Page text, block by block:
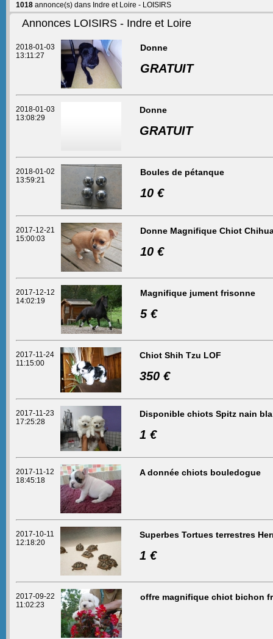
1018 annonce(s) dans Indre et Loire - LOISIRS
Annonces LOISIRS - Indre et Loire
2018-01-03
13:11:27
Donne
GRATUIT
2018-01-03
13:08:29
Donne
GRATUIT
2018-01-02
13:59:21
Boules de pétanque
10 €
2017-12-21
15:00:03
Donne Magnifique Chiot
10 €
2017-12-12
14:02:19
Magnifique jument frisonne
5 €
2017-11-24
11:15:00
Chiot Shih Tzu LOF
350 €
2017-11-23
17:25:28
Disponible chiots Spitz nain
1 €
2017-11-12
18:45:18
A donnée chiots bouledogue
2017-10-11
12:18:20
Superbes Tortues terrestres
1 €
2017-09-22
11:02:23
offre magnifique chiot bichon